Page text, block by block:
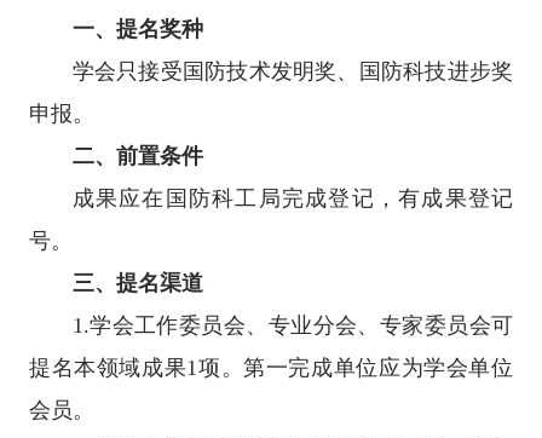
一、提名奖种
学会只接受国防技术发明奖、国防科技进步奖
申报。
二、前置条件
成果应在国防科工局完成登记，有成果登记
号。
三、提名渠道
1.学会工作委员会、专业分会、专家委员会可
提名本领域成果1项。第一完成单位应为学会单位
会员。